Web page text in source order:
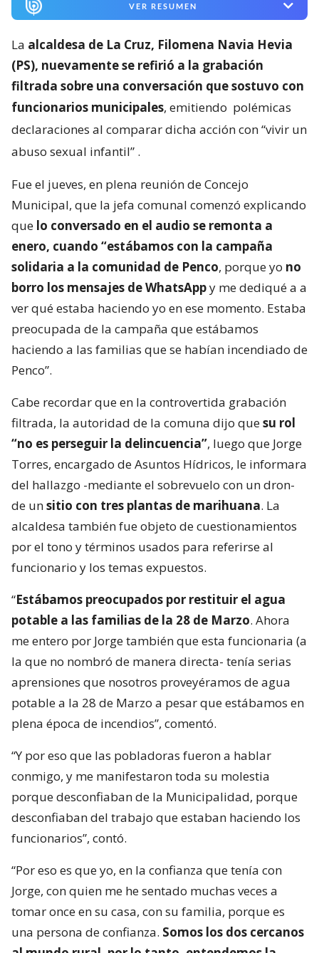
VER RESUMEN
La alcaldesa de La Cruz, Filomena Navia Hevia
(PS), nuevamente se refirió a la grabación
filtrada sobre una conversación que sostuvo con
funcionarios municipales, emitiendo polémicas
declaraciones al comparar dicha acción con “vivir un
abuso sexual infantil” .
Fue el jueves, en plena reunión de Concejo
Municipal, que la jefa comunal comenzó explicando
que lo conversado en el audio se remonta a
enero, cuando “estábamos con la campaña
solidaria a la comunidad de Penco, porque yo no
borro los mensajes de WhatsAppy me dediqué a a
ver qué estaba haciendo yo en ese momento. Estaba
preocupada de la campaña que estábamos
haciendo a las familias que se habían incendiado de
Penco”.
Cabe recordar que en la controvertida grabación
filtrada, la autoridad de la comuna dijo quesu rol
“no es perseguir la delincuencia”, luego que Jorge
Torres, encargado de Asuntos Hídricos, le informara
del hallazgo -mediante el sobrevuelo con un dron-
de unsitio con tres plantas de marihuana. La
alcaldesa también fue objeto de cuestionamientos
por el tono y términos usados para referirse al
funcionario y los temas expuestos.
“Estábamos preocupados por restituir el agua
potable a las familias de la 28 de Marzo. Ahora
me entero por Jorge también que esta funcionaria (a
la que no nombró de manera directa- tenía serias
aprensiones que nosotros proveyéramos de agua
potable a la 28 de Marzo a pesar que estábamos en
plena época de incendios”, comentó.
“Y por eso que las pobladoras fueron a hablar
conmigo, y me manifestaron toda su molestia
porque desconfiaban de la Municipalidad, porque
desconfiaban del trabajo que estaban haciendo los
funcionarios”, contó.
“Por eso es que yo, en la confianza que tenía con
Jorge, con quien me he sentado muchas veces a
tomar once en su casa, con su familia, porque es
una persona de confianza. Somos los dos cercanos